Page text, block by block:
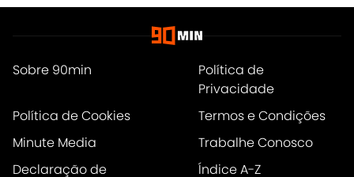
Sobre 90min
Política de
Privacidade
Política de Cookies
Termos e Condições
Minute Media
Trabalhe Conosco
Declaração de
Índice A-Z